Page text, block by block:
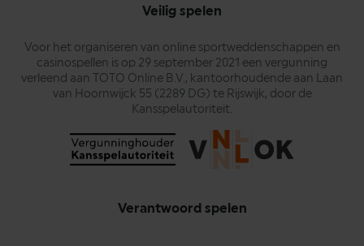
Veilig spelen
Voor het organiseren van online sportweddenschappen en
casinospellen is op 29 september 2021 een vergunning
verleend aan TOTO Online B.V., kantoorhoudende aan Laan
van Hoornwijck 55 (2289 DG) te Rijswijk, door de
Kansspelautoriteit.
Verantwoord spelen